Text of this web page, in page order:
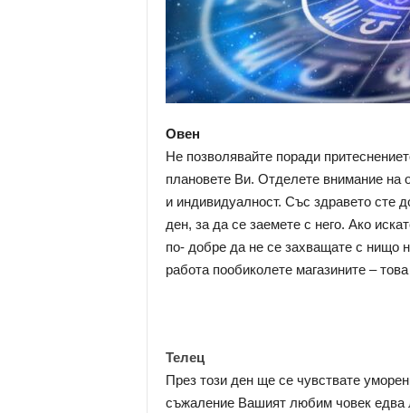
Овен
Не позволявайте поради
плановете Ви. Отделете внимание
и индивидуалност. Със здравето сте
ден, за да се заемете с него. Ако
по- добре да не се захващате с нищо
работа пообиколете магазините –
Телец
През този ден ще се чувствате
съжаление Вашият любим човек едва